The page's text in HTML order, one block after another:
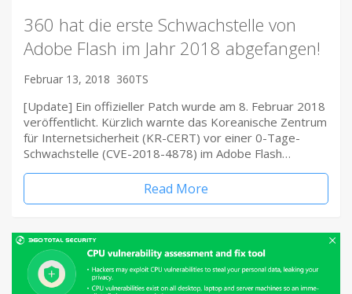
360 hat die erste Schwachstelle von
Adobe Flash im Jahr 2018 abgefangen!
Februar 13, 2018 360TS
[Update] Ein offizieller Patch wurde am 8. Februar 2018
veröffentlicht. Kürzlich warnte das Koreanische Zentrum
für Internetsicherheit (KR-CERT) vor einer 0-Tage-
Schwachstelle (CVE-2018-4878) im Adobe Flash…
Read More